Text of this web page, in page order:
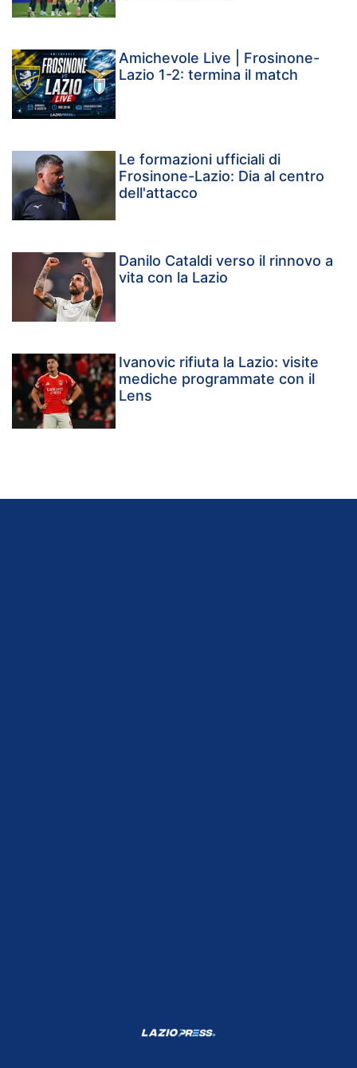
Amichevole Live | Frosinone-
Lazio 1-2: termina il match
Le formazioni ufficiali di
Frosinone-Lazio: Dia al centro
dell'attacco
Danilo Cataldi verso il rinnovo a
vita con la Lazio
Ivanovic rifiuta la Lazio: visite
mediche programmate con il
Lens